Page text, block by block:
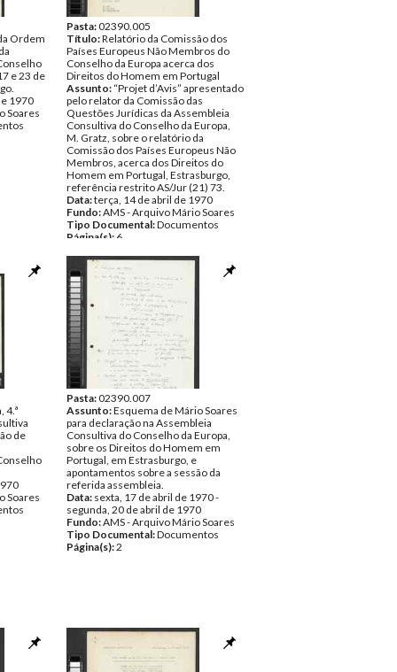
Ordem
e 23 de
1970
Soares
Pasta:02390.005
Título:Relatório da Comissão dos
Países Europeus Não Membros do
Conselho da Europa acerca dos
Direitos do Homem em Portugal
Assunto: “Projet d’Avis” apresentado
pelo relator da Comissão das
Questões Jurídicas da Assembleia
Consultiva do Conselho da Europa,
M. Gratz, sobre o relatório da
Comissão dos Países Europeus Não
Membros, acerca dos Direitos do
Homem em Portugal, Estrasburgo,
referência restrito AS/Jur (21) 73.
Data:terça, 14 de abril de 1970
Fundo:AMS - Arquivo Mário Soares
Tipo Documental:Documentos
Página(s): 6
4.ª
de
Soares
Pasta:02390.007
Assunto:Esquema de Mário Soares
para declaração na Assembleia
Consultiva do Conselho da Europa,
sobre os Direitos do Homem em
Portugal, em Estrasburgo, e
apontamentos sobre a sessão da
referida assembleia.
Data: sexta, 17 de abril de 1970 -
segunda, 20 de abril de 1970
Fundo:AMS - Arquivo Mário Soares
Tipo Documental:Documentos
Página(s):2